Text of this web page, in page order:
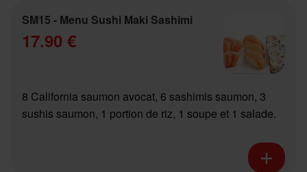
SM15 - Menu Sushi Maki Sashimi
17.90 €
8 California saumon avocat, 6 sashimis saumon, 3
sushis saumon, 1 portion de riz, 1 soupe et 1 salade.